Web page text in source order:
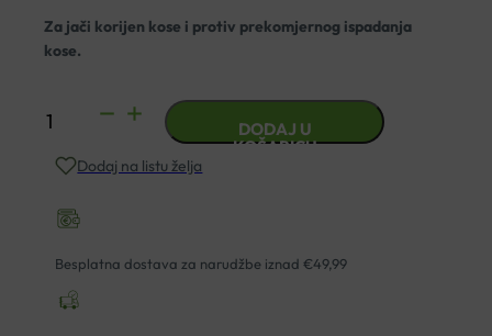
Za jači korijen kose i protiv prekomjernog ispadanja
kose.
AFRODITA
ZA
KOPRIVA
1000ML
DODAJ U
KOŠARICU
Dodaj na listu želja
Besplatna dostava za narudžbe iznad €49,99